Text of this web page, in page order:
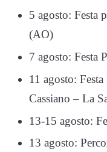
5 agosto: Festa
(AO)
7 agosto: Festa
11 agosto:
Cassiano – La
13-15 agosto:
13 agosto: